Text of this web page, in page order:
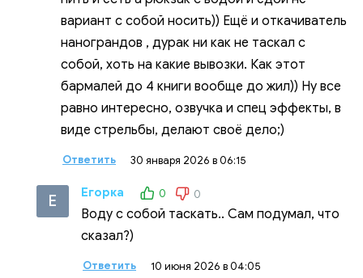
вариант с собой носить)) Ещё и откачиватель
нанограндов , дурак ни как не таскал с
собой, хоть на какие вывозки. Как этот
бармалей до 4 книги вообще до жил)) Ну все
равно интересно, озвучка и спец эффекты, в
виде стрельбы, делают своё дело;)
Ответить 30 января 2026 в 06:15
Е Егорка 0 0
Воду с собой таскать.. Сам подумал, что
сказал?)
Ответить 10 июня 2026 в 04:05